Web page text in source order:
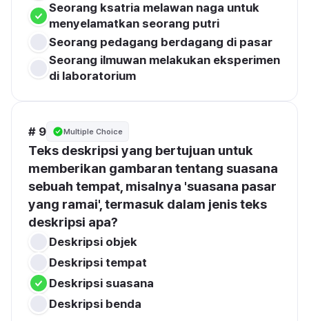
Seorang ksatria melawan naga untuk
menyelamatkan seorang putri
Seorang pedagang berdagang di pasar
Seorang ilmuwan melakukan eksperimen
di laboratorium
# 9 Multiple Choice
Teks deskripsi yang bertujuan untuk
memberikan gambaran tentang suasana
sebuah tempat, misalnya 'suasana pasar
yang ramai', termasuk dalam jenis teks
deskripsi apa?
Deskripsi objek
Deskripsi tempat
Deskripsi suasana
Deskripsi benda